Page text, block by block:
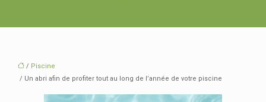
/ Piscine
/ Un abri afin de profiter tout au long de l’année de votre piscine